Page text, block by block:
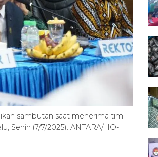
sambutan saat menerima tim
Senin (7/7/2025). ANTARA/HO-